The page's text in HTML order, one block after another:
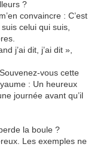
?
convaincre : C’est
celui qui suis,
j’ai dit, j’ai dit »,
vous cette
: Un heureux
journée avant qu’il
la boule ?
Les exemples ne